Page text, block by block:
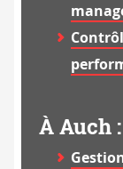
À Auch :